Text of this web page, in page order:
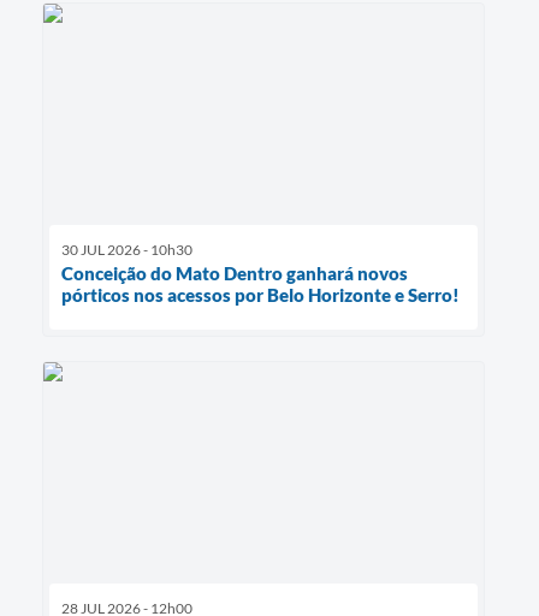
30 JUL 2026 - 10h30
Conceição do Mato Dentro ganhará novos
pórticos nos acessos por Belo Horizonte e Serro!
28 JUL 2026 - 12h00